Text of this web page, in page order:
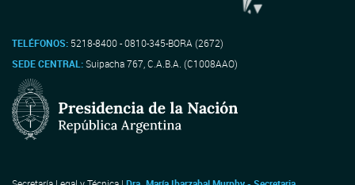
TELÉFONOS: 5218-8400 - 0810-345-BORA (2672)
SEDE CENTRAL:Suipacha 767, C.A.B.A. (C1008AAO)